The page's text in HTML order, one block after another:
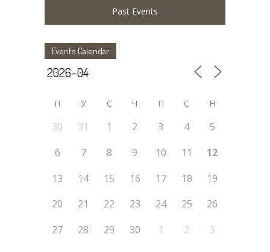
Past Events
Events Calendar
П У C Ч П С Н
30 31 1 2 3 4
5
6
7 8 9 10 11
12
13
14 15 16 17 18
19
20
21 22 23 24 25
26
27
28 29 30 1 2 3